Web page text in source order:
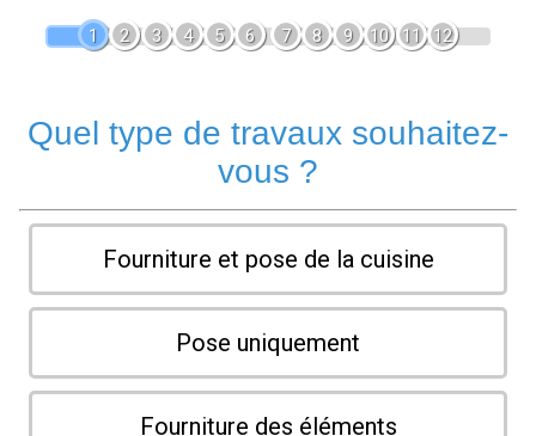
1 2 3 4 5 6 7 8 9 10 11 12
Quel type de travaux souhaitez-
vous ?
Fourniture et pose de la cuisine
Pose uniquement
Fourniture des éléments